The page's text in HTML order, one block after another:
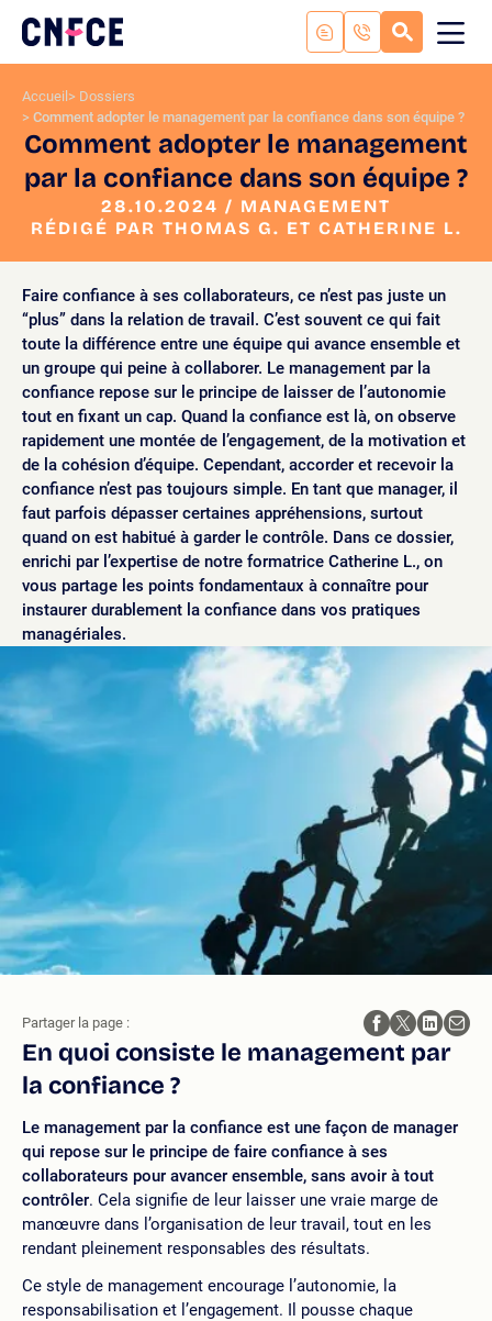
contenu
menu
Aller
recherche
Logo
site
Accueil
Dossiers
Comment adopter le management par la confiance dans son équipe ?
Comment adopter le management
par la confiance dans son équipe ?
28.10.2024 / MANAGEMENT
RÉDIGÉ PAR THOMAS G. ET CATHERINE L.
Faire confiance à ses collaborateurs, ce n’est pas juste un
“plus” dans la relation de travail. C’est souvent ce qui fait
toute la différence entre une équipe qui avance ensemble et
un groupe qui peine à collaborer. Le management par la
confiance repose sur le principe de laisser de l’autonomie
tout en fixant un cap. Quand la confiance est là, on observe
rapidement une montée de l’engagement, de la motivation et
de la cohésion d’équipe. Cependant, accorder et recevoir la
confiance n’est pas toujours simple. En tant que manager, il
faut parfois dépasser certaines appréhensions, surtout
quand on est habitué à garder le contrôle. Dans ce dossier,
enrichi par l’expertise de notre formatrice Catherine L., on
vous partage les points fondamentaux à connaître pour
instaurer durablement la confiance dans vos pratiques
managériales.
En quoi consiste le management par
la confiance ?
Le management par la confiance est une façon de manager
qui repose sur le principe de faire confiance à ses
collaborateurs pour avancer ensemble, sans avoir à tout
contrôler. Cela signifie de leur laisser une vraie marge de
manœuvre dans l’organisation de leur travail, tout en les
rendant pleinement responsables des résultats.
Ce style de management encourage l’autonomie, la
responsabilisation et l’engagement. Il pousse chaque
Partager la page :